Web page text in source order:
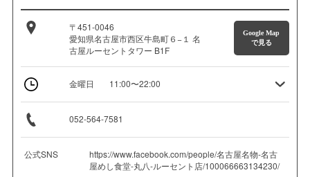
〒451-0046
愛知県名古屋市西区牛島町６−１ 名
古屋ルーセントタワー B1F
Google Map
で見る
金曜日 11:00〜22:00
052-564-7581
公式SNS
https://www.facebook.com/people/名古屋名物-名古
屋めし食堂-丸八-ルーセント店/100066663134230/